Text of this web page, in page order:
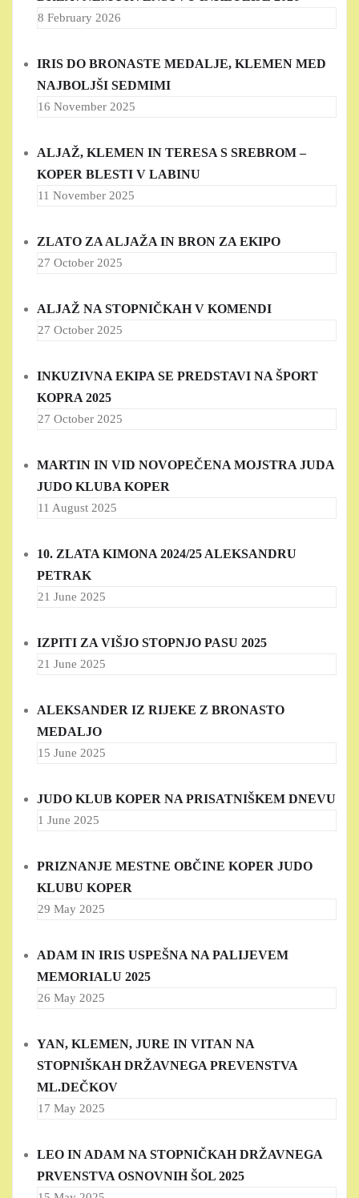
8 February 2026
IRIS DO BRONASTE MEDALJE, KLEMEN MED
NAJBOLJŠI SEDMIMI
16 November 2025
ALJAŽ, KLEMEN IN TERESA S SREBROM –
KOPER BLESTI V LABINU
11 November 2025
ZLATO ZA ALJAŽA IN BRON ZA EKIPO
27 October 2025
ALJAŽ NA STOPNIČKAH V KOMENDI
27 October 2025
INKUZIVNA EKIPA SE PREDSTAVI NA ŠPORT
KOPRA 2025
27 October 2025
MARTIN IN VID NOVOPEČENA MOJSTRA JUDA
JUDO KLUBA KOPER
11 August 2025
10. ZLATA KIMONA 2024/25 ALEKSANDRU
PETRAK
21 June 2025
IZPITI ZA VIŠJO STOPNJO PASU 2025
21 June 2025
ALEKSANDER IZ RIJEKE Z BRONASTO
MEDALJO
15 June 2025
JUDO KLUB KOPER NA PRISATNIŠKEM DNEVU
1 June 2025
PRIZNANJE MESTNE OBČINE KOPER JUDO
KLUBU KOPER
29 May 2025
ADAM IN IRIS USPEŠNA NA PALIJEVEM
MEMORIALU 2025
26 May 2025
YAN, KLEMEN, JURE IN VITAN NA
STOPNIŠKAH DRŽAVNEGA PREVENSTVA
ML.DEČKOV
17 May 2025
LEO IN ADAM NA STOPNIČKAH DRŽAVNEGA
PRVENSTVA OSNOVNIH ŠOL 2025